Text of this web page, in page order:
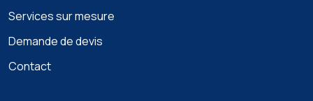
Services sur mesure
Demande de devis
Contact